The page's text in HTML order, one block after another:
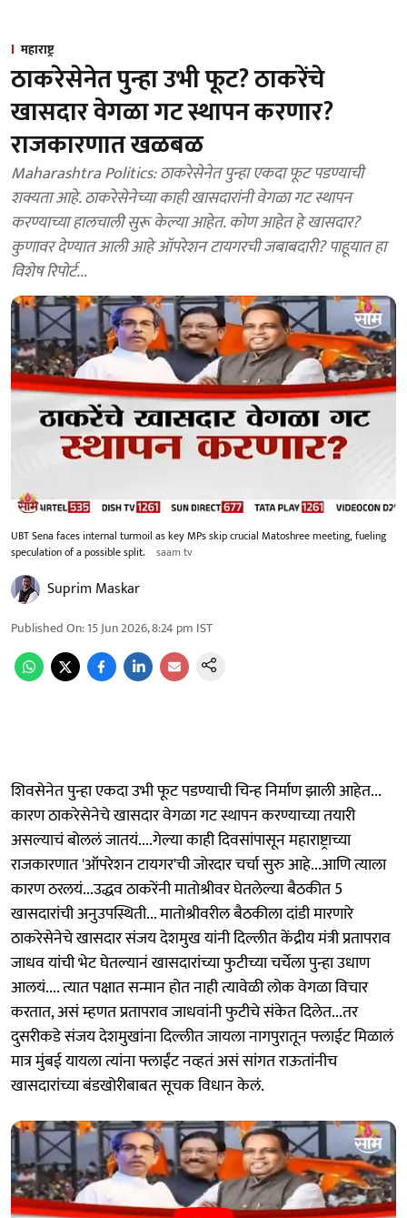
महाराष्ट्र
ठाकरेसेनेत पुन्हा उभी फूट? ठाकरेंचे
खासदार वेगळा गट स्थापन करणार?
राजकारणात खळबळ
Maharashtra Politics: ठाकरेसेनेत पुन्हा एकदा फूट पडण्याची
शक्यता आहे. ठाकरेसेनेच्या काही खासदारांनी वेगळा गट स्थापन
करण्याच्या हालचाली सुरू केल्या आहेत. कोण आहेत हे खासदार?
कुणावर देण्यात आली आहे ऑपरेशन टायगरची जबाबदारी? पाहूयात हा
विशेष रिपोर्ट...
UBT Sena faces internal turmoil as key MPs skip crucial Matoshree meeting, fueling
speculation of a possible split.
saam tv
Suprim Maskar
Published On:15 Jun 2026, 8:24 pm IST
शिवसेनेत पुन्हा एकदा उभी फूट पडण्याची चिन्ह निर्माण झाली आहेत...
कारण ठाकरेसेनेचे खासदार वेगळा गट स्थापन करण्याच्या तयारी
असल्याचं बोललं जातयं....गेल्या काही दिवसांपासून महाराष्ट्राच्या
राजकारणात 'ऑपरेशन टायगर'ची जोरदार चर्चा सुरु आहे...आणि त्याला
कारण ठरलयं...उद्धव ठाकरेंनी मातोश्रीवर घेतलेल्या बैठकीत 5
खासदारांची अनुउपस्थिती... मातोश्रीवरील बैठकीला दांडी मारणारे
ठाकरेसेनेचे खासदार संजय देशमुख यांनी दिल्लीत केंद्रीय मंत्री प्रतापराव
जाधव यांची भेट घेतल्यानं खासदारांच्या फुटीच्या चर्चेला पुन्हा उधाण
आलयं.... त्यात पक्षात सन्मान होत नाही त्यावेळी लोक वेगळा विचार
करतात, असं म्हणत प्रतापराव जाधवांनी फुटीचे संकेत दिलेत...तर
दुसरीकडे संजय देशमुखांना दिल्लीत जायला नागपुरातून फ्लाईट मिळालं
मात्र मुंबई यायला त्यांना फ्लाईंट नव्हतं असं सांगत राऊतांनीच
खासदारांच्या बंडखोरीबाबत सूचक विधान केलं.